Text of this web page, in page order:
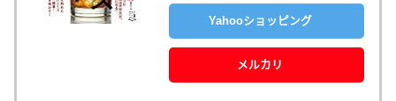
Yahooショッピング
メルカリ